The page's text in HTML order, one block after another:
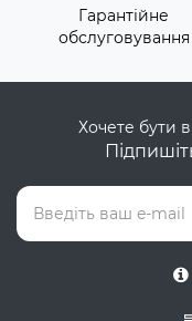
Гарантійне
обслуговування
Хочете бути в